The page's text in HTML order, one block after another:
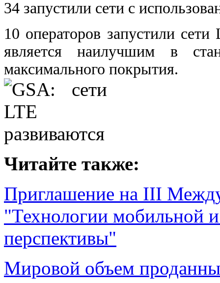
34 запустили сети с
10 операторов запустили
является наилучшим в
максимального покрытия.
Читайте также:
Приглашение на III
"Технологии мобильной
перспективы"
Мировой объем